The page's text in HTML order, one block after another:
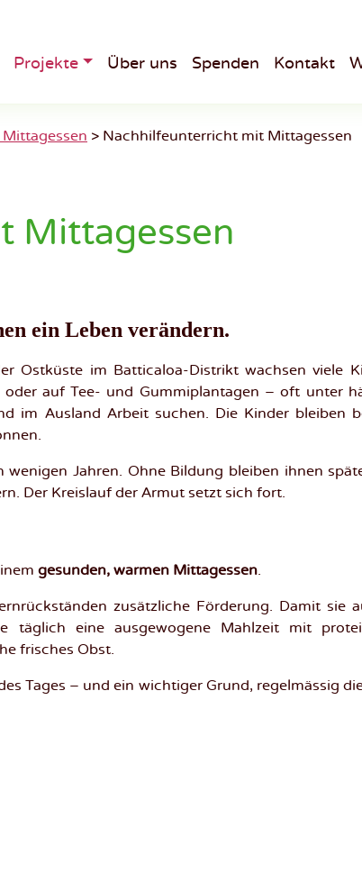
Projekte Über uns Spenden Kontakt
> Nachhilfeunterricht mit Mittagessen
Mittagessen
ein Leben verändern.
Ostküste im Batticaloa-Distrikt wachsen viele
auf Tee- und Gummiplantagen – oft unter
im Ausland Arbeit suchen. Die Kinder bleiben
Jahren. Ohne Bildung bleiben ihnen
Der Kreislauf der Armut setzt sich fort.
gesunden, warmen Mittagessen.
zusätzliche Förderung. Damit sie
täglich eine ausgewogene Mahlzeit mit
frisches Obst.
Tages – und ein wichtiger Grund, regelmässig